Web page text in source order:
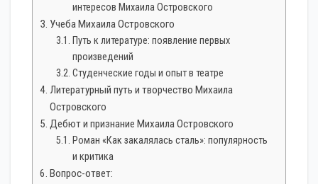
интересов Михаила Островского
Учеба Михаила Островского
Путь к литературе: появление первых
произведений
Студенческие годы и опыт в театре
Литературный путь и творчество Михаила
Островского
Дебют и признание Михаила Островского
Роман «Как закалялась сталь»: популярность
и критика
Вопрос-ответ: